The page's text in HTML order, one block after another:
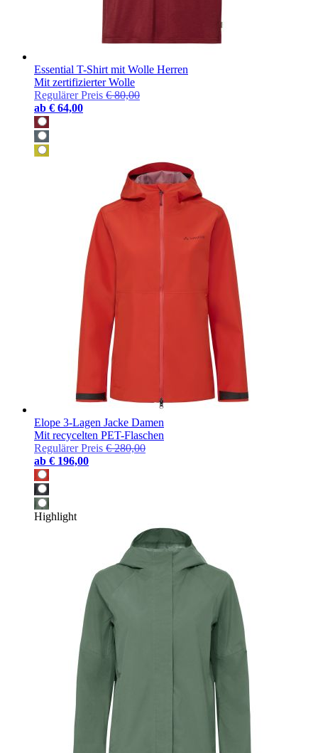
Essential T-Shirt mit Wolle Herren
Mit zertifizierter Wolle
Regulärer Preis € 80,00
ab € 64,00
Elope 3-Lagen Jacke Damen
Mit recycelten PET-Flaschen
Regulärer Preis € 280,00
ab € 196,00
Highlight